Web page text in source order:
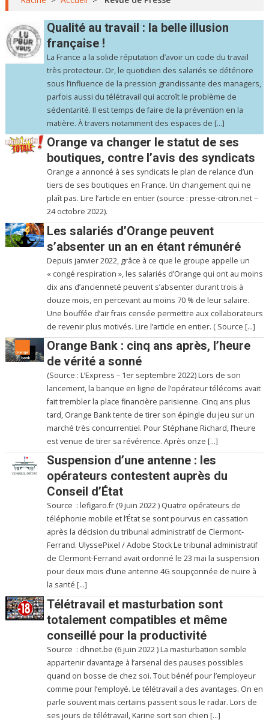
Qualité au travail : la belle illusion
française !
La France a la solide réputation d’avoir un code du travail
très protecteur. Or, le quotidien des salariés se détériore
sous l’influence de la pression grandissante des managers,
parfois aussi du télétravail qui accroît le problème de
sédentarité. Il est temps de faire de la prévention en la
matière. À travers notamment des espaces de […]
Orange va changer le statut de ses
boutiques, contre l’avis des syndicats
Orange a annoncé à ses syndicats le plan de relance d’un
tiers de ses boutiques en France. Un changement qui ne
plaît pas. Lire l’article en entier (source : presse-citron.net –
24 octobre 2022).
Les salariés d’Orange peuvent
s’absenter un an en étant rémunéré
Depuis janvier 2022, grâce à ce que le groupe appelle un
« congé respiration », les salariés d’Orange qui ont au moins
dix ans d’ancienneté peuvent s’absenter durant trois à
douze mois, en percevant au moins 70 % de leur salaire.
Une bouffée d’air frais censée permettre aux collaborateurs
de revenir plus motivés. Lire l’article en entier. ( Source […]
Orange Bank : cinq ans après, l’heure
de vérité a sonné
(Source : L’Express – 1er septembre 2022) Lors de son
lancement, la banque en ligne de l’opérateur télécoms avait
fait trembler la place financière parisienne. Cinq ans plus
tard, Orange Bank tente de tirer son épingle du jeu sur un
marché très concurrentiel. Pour Stéphane Richard, l’heure
est venue de tirer sa révérence. Après onze […]
Suspension d’une antenne : les
opérateurs contestent auprès du
Conseil d’État
Source : lefigaro.fr (9 juin 2022 ) Quatre opérateurs de
téléphonie mobile et l’État se sont pourvus en cassation
après la décision du tribunal administratif de Clermont-
Ferrand. UlyssePixel / Adobe Stock Le tribunal administratif
de Clermont-Ferrand avait ordonné le 23 mai la suspension
pour deux mois d’une antenne 4G soupçonnée de nuire à
la santé […]
Télétravail et masturbation sont
totalement compatibles et même
conseillé pour la productivité
Source : dhnet.be (6 juin 2022 ) La masturbation semble
appartenir davantage à l’arsenal des pauses possibles
quand on bosse de chez soi. Tout bénéf pour l’employeur
comme pour l’employé. Le télétravail a des avantages. On en
parle souvent mais certains passent sous le radar. Lors de
ses jours de télétravail, Karine sort son chien […]